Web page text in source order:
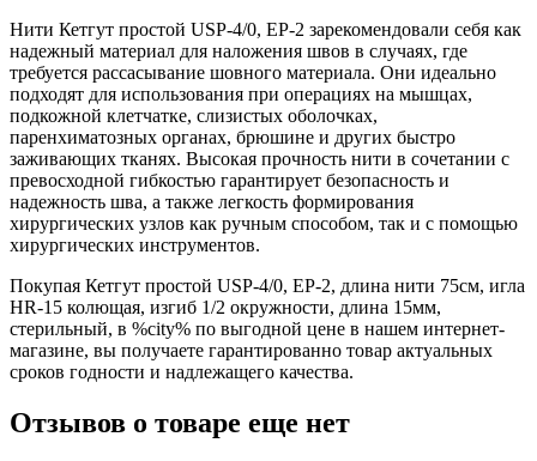
Нити Кетгут простой USP-4/0, EP-2 зарекомендовали себя как
надежный материал для наложения швов в случаях, где
требуется рассасывание шовного материала. Они идеально
подходят для использования при операциях на мышцах,
подкожной клетчатке, слизистых оболочках,
паренхиматозных органах, брюшине и других быстро
заживающих тканях. Высокая прочность нити в сочетании с
превосходной гибкостью гарантирует безопасность и
надежность шва, а также легкость формирования
хирургических узлов как ручным способом, так и с помощью
хирургических инструментов.
Покупая Кетгут простой USP-4/0, EP-2, длина нити 75см, игла
HR-15 колющая, изгиб 1/2 окружности, длина 15мм,
стерильный, в %city% по выгодной цене в нашем интернет-
магазине, вы получаете гарантированно товар актуальных
сроков годности и надлежащего качества.
Отзывов о товаре еще нет